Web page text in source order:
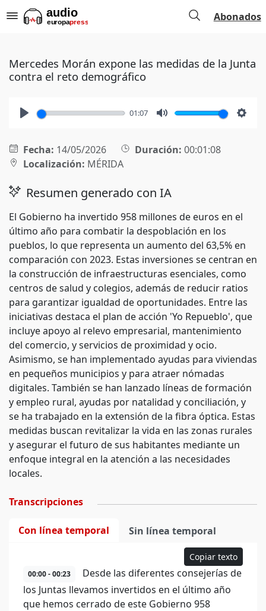
Abonados
Mercedes Morán expone las medidas de la Junta
contra el reto demográfico
01:07
Fecha: 14/05/2026 Duración: 00:01:08
Localización: MÉRIDA
Resumen generado con IA
El Gobierno ha invertido 958 millones de euros en el
último año para combatir la despoblación en los
pueblos, lo que representa un aumento del 63,5% en
comparación con 2023. Estas inversiones se centran en
la construcción de infraestructuras esenciales, como
centros de salud y colegios, además de reducir ratios
para garantizar igualdad de oportunidades. Entre las
iniciativas destaca el plan de acción 'Yo Repueblo', que
incluye apoyo al relevo empresarial, mantenimiento
del comercio, y servicios de proximidad y ocio.
Asimismo, se han implementado ayudas para viviendas
en pequeños municipios y para atraer nómadas
digitales. También se han lanzado líneas de formación
y empleo rural, ayudas por natalidad y conciliación, y
se ha trabajado en la extensión de la fibra óptica. Estas
medidas buscan revitalizar la vida en las zonas rurales
y asegurar el futuro de sus habitantes mediante un
enfoque integral en la atención a las necesidades
locales.
Transcripciones
Con línea temporal Sin línea temporal
Copiar texto
00:00 - 00:23
Desde las diferentes consejerías de
los Juntas llevamos invertidos en el último año
que hemos cerrado de este Gobierno 958